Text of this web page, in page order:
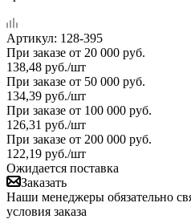
Артикул: 128-395
При заказе от 20 000 руб.
138,48 руб./шт
При заказе от 50 000 руб.
134,39 руб./шт
При заказе от 100 000 руб.
126,31 руб./шт
При заказе от 200 000 руб.
122,19 руб./шт
Ожидается поставка
Заказать
Наши менеджеры обязательно
условия заказа